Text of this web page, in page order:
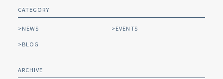
CATEGORY
NEWS
EVENTS
BLOG
ARCHIVE